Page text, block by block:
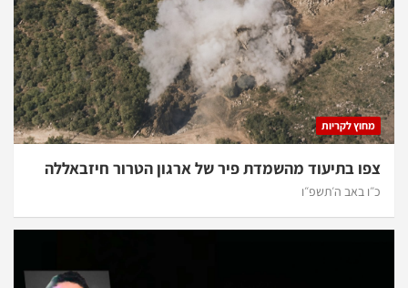
מחוץ לקריות
צפו בתיעוד מהשמדת פיר של ארגון הטרור חיזבאללה
כ״ו באב ה׳תשפ״ו